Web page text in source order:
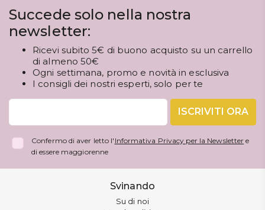
Succede solo nella nostra
newsletter:
Ricevi subito 5€ di buono acquisto su un carrello
di almeno 50€
Ogni settimana, promo e novità in esclusiva
I consigli dei nostri esperti, solo per te
ISCRIVITI ORA
Confermo di aver letto l' Informativa Privacy per la Newsletter e
di essere maggiorenne
Svinando
Su di noi